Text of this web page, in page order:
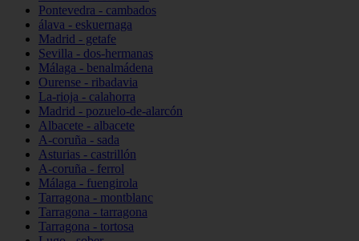
Pontevedra - cambados
álava - eskuernaga
Madrid - getafe
Sevilla - dos-hermanas
Málaga - benalmádena
Ourense - ribadavia
La-rioja - calahorra
Madrid - pozuelo-de-alarcón
Albacete - albacete
A-coruña - sada
Asturias - castrillón
A-coruña - ferrol
Málaga - fuengirola
Tarragona - montblanc
Tarragona - tarragona
Tarragona - tortosa